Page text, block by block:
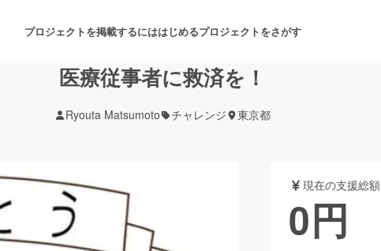
プロジェクトを掲載するにははじめるプロジェクトをさがす
舞台・パフォーマンス
ゲーム・サービス開発
医療従事者に救済を！
Ryouta Matsumoto チャレンジ 東京都
現在の支援総額
0円